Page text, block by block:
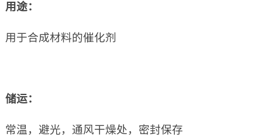
用途：
用于合成材料的催化剂
储运：
常温，避光，通风干燥处，密封保存